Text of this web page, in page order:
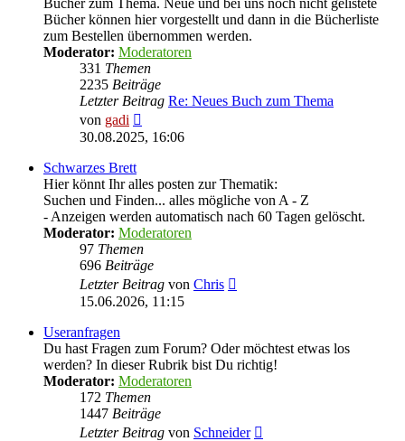
Bücher zum Thema. Neue und bei uns noch nicht gelistete
Bücher können hier vorgestellt und dann in die Bücherliste
zum Bestellen übernommen werden.
Moderator: Moderatoren
331 Themen
2235 Beiträge
Letzter Beitrag Re: Neues Buch zum Thema
von gadi
Beitrag
30.08.2025, 16:06
Schwarzes Brett
Hier könnt Ihr alles posten zur Thematik:
Suchen und Finden... alles mögliche von A - Z
- Anzeigen werden automatisch nach 60 Tagen gelöscht.
Moderator: Moderatoren
97 Themen
696 Beiträge
Letzter Beitrag von Chris
15.06.2026, 11:15
Useranfragen
Du hast Fragen zum Forum? Oder möchtest etwas los
werden? In dieser Rubrik bist Du richtig!
Moderator: Moderatoren
172 Themen
1447 Beiträge
Letzter Beitrag von Schneider